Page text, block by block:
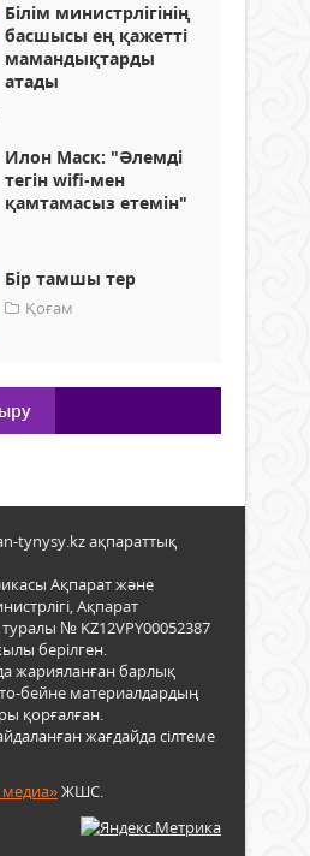
Білім министрлігінің
басшысы ең қажетті
мамандықтарды
атады
Илон Маск: "Әлемді
тегін wifi-мен
қамтамасыз етемін"
Бір тамшы тер
Қоғам
tynysy.kz ақпараттық
Ақпарат және
Ақпарат
туралы № KZ12VPY00052387
берілген.
жарияланған барлық
бейне материалдардың
қорғалған.
жағдайда сілтеме
ЖШС.